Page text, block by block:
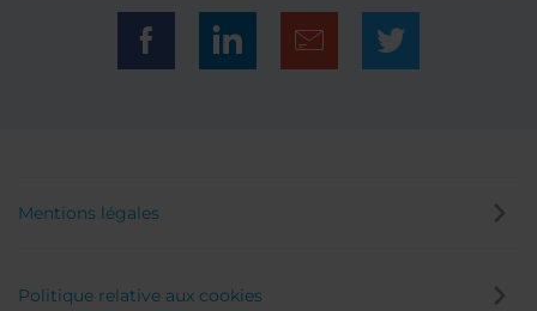
Mentions légales
Politique relative aux cookies